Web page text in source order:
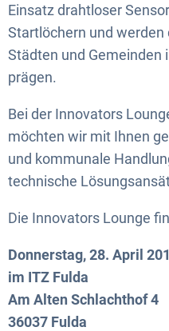
Einsatz drahtloser
Startlöchern und
Städten und Gemeinden
prägen.
Bei der Innovators
möchten wir mit Ihnen
und kommunale
technische
Die Innovators Lounge
Donnerstag, 28. April
im ITZ Fulda
Am Alten Schlachthof 4
36037 Fulda